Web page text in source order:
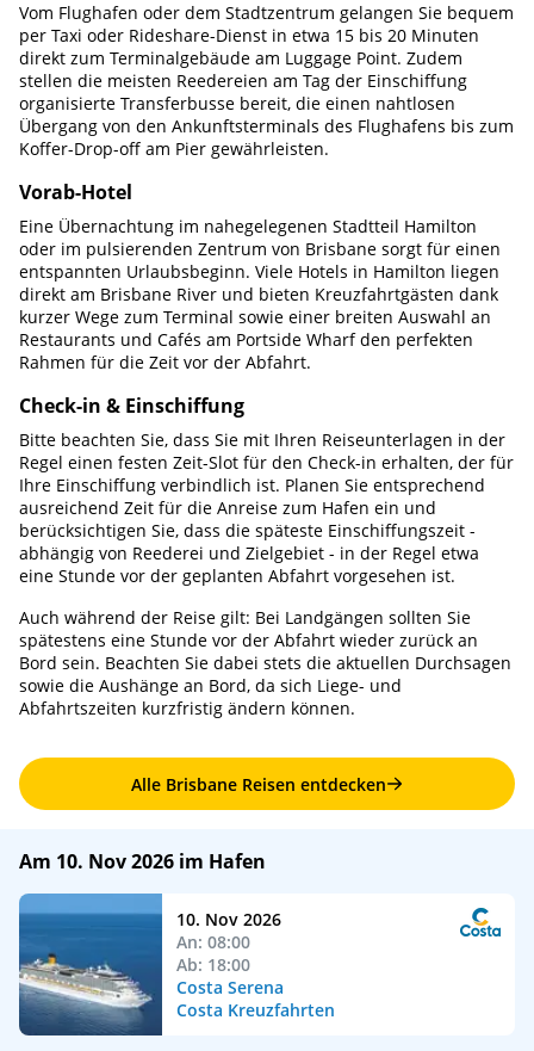
Vom Flughafen oder dem Stadtzentrum gelangen Sie bequem
per Taxi oder Rideshare-Dienst in etwa 15 bis 20 Minuten
direkt zum Terminalgebäude am Luggage Point. Zudem
stellen die meisten Reedereien am Tag der Einschiffung
organisierte Transferbusse bereit, die einen nahtlosen
Übergang von den Ankunftsterminals des Flughafens bis zum
Koffer-Drop-off am Pier gewährleisten.
Vorab-Hotel
Eine Übernachtung im nahegelegenen Stadtteil Hamilton
oder im pulsierenden Zentrum von Brisbane sorgt für einen
entspannten Urlaubsbeginn. Viele Hotels in Hamilton liegen
direkt am Brisbane River und bieten Kreuzfahrtgästen dank
kurzer Wege zum Terminal sowie einer breiten Auswahl an
Restaurants und Cafés am Portside Wharf den perfekten
Rahmen für die Zeit vor der Abfahrt.
Check-in & Einschiffung
Bitte beachten Sie, dass Sie mit Ihren Reiseunterlagen in der
Regel einen festen Zeit-Slot für den Check-in erhalten, der für
Ihre Einschiffung verbindlich ist. Planen Sie entsprechend
ausreichend Zeit für die Anreise zum Hafen ein und
berücksichtigen Sie, dass die späteste Einschiffungszeit -
abhängig von Reederei und Zielgebiet - in der Regel etwa
eine Stunde vor der geplanten Abfahrt vorgesehen ist.
Auch während der Reise gilt: Bei Landgängen sollten Sie
spätestens eine Stunde vor der Abfahrt wieder zurück an
Bord sein. Beachten Sie dabei stets die aktuellen Durchsagen
sowie die Aushänge an Bord, da sich Liege- und
Abfahrtszeiten kurzfristig ändern können.
Alle Brisbane Reisen entdecken
Am 10. Nov 2026 im Hafen
10. Nov 2026
An: 08:00
Ab: 18:00
Costa Serena
Costa Kreuzfahrten